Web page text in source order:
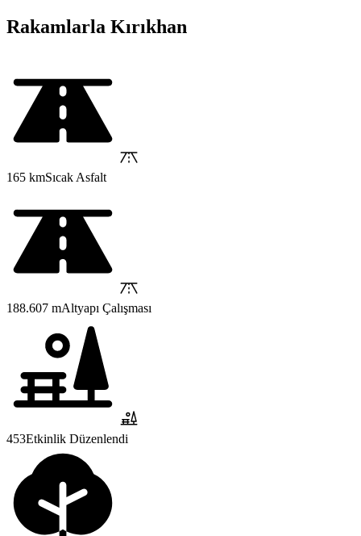
Rakamlarla Kırıkhan
165 kmSıcak Asfalt
188.607 mAltyapı Çalışması
453Etkinlik Düzenlendi